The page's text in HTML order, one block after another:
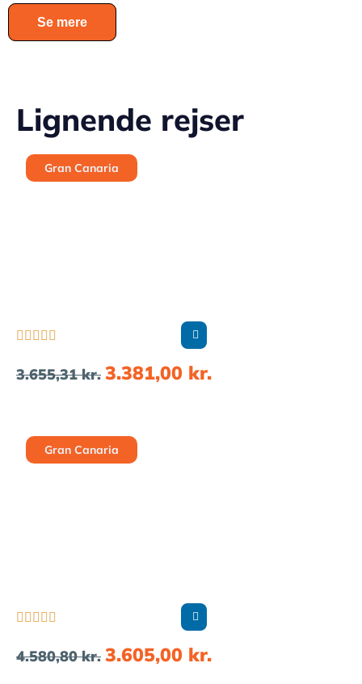
Se mere
Lignende rejser
Gran Canaria
    
3.655,31kr. 3.381,00 kr.
Gran Canaria
    
4.580,80kr. 3.605,00 kr.